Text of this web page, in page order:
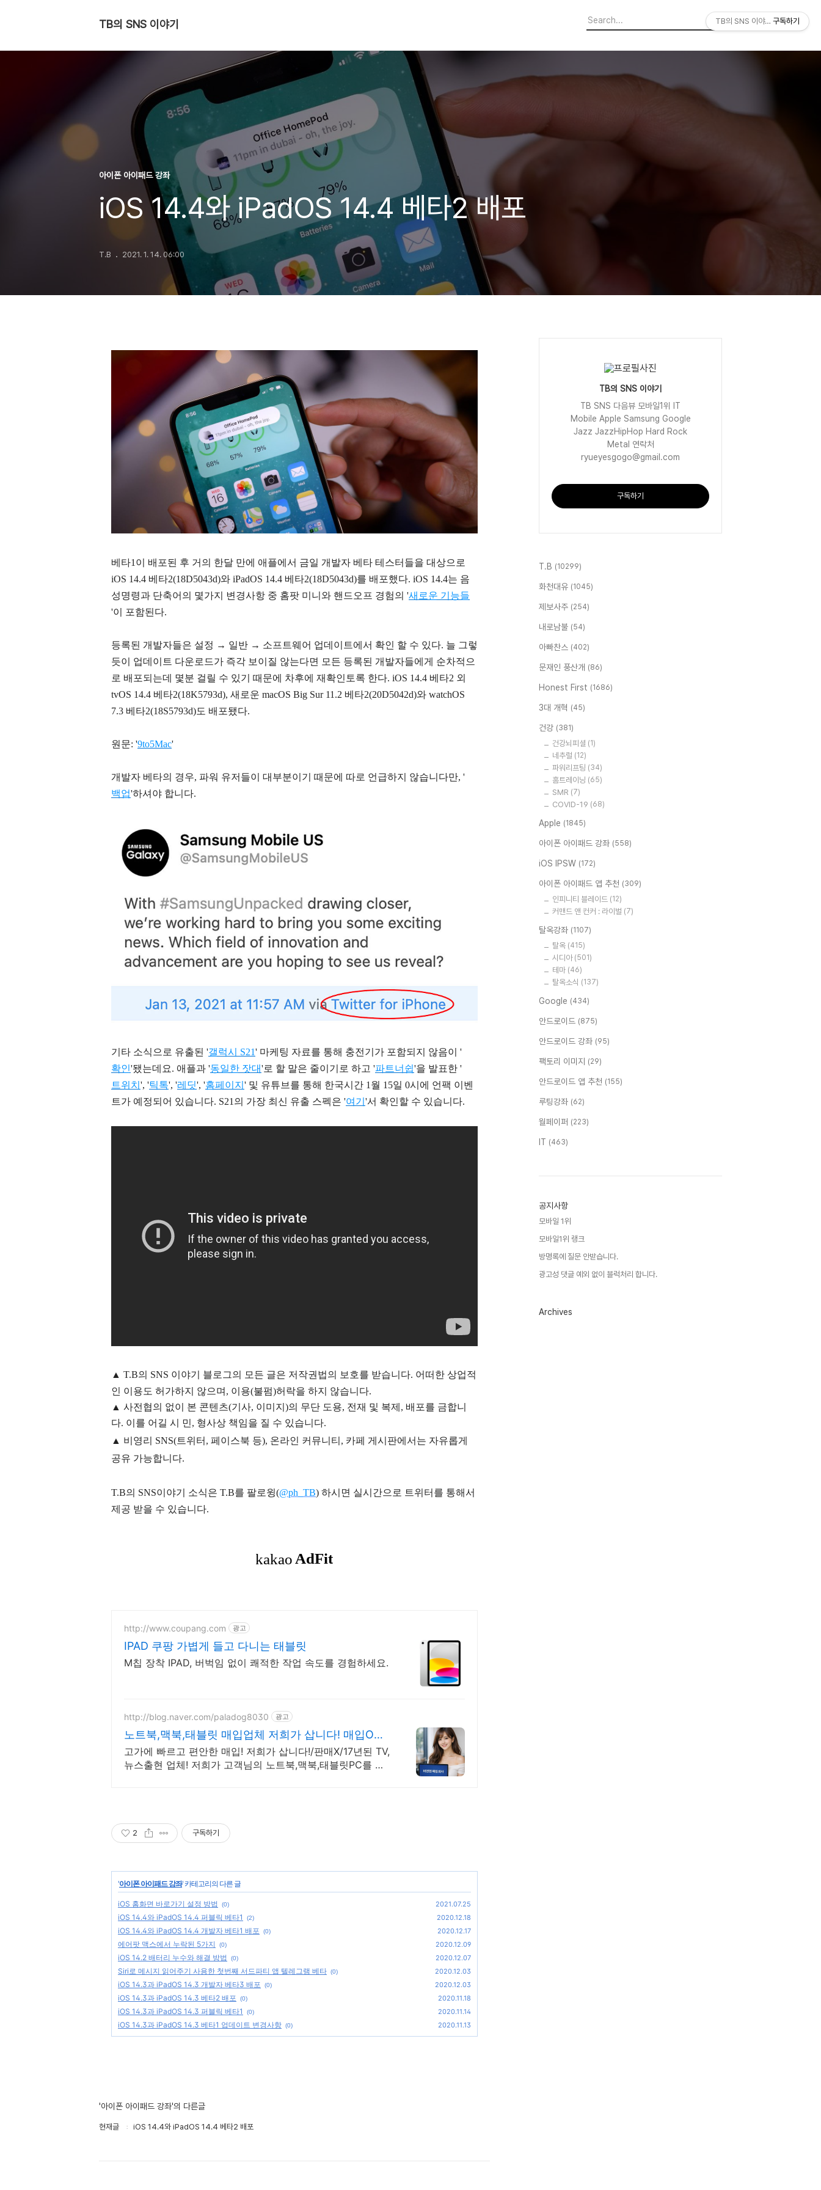
TB의 SNS 이야기
아이폰 아이패드 강좌
iOS 14.4와 iPadOS 14.4 베타2 배포
T.B 2021. 1. 14. 06:00
베타1이 배포된 후 거의 한달 만에 애플에서 금일 개발자 베타 테스터들을 대상으로
iOS 14.4 베타2(18D5043d)와 iPadOS 14.4 베타2(18D5043d)를 배포했다. iOS 14.4는 음
성명령과 단축어의 몇가지 변경사항 중 홈팟 미니와 핸드오프 경험의 '새로운 기능들
'이 포함된다.
등록된 개발자들은 설정 → 일반 → 소프트웨어 업데이트에서 확인 할 수 있다. 늘 그렇
듯이 업데이트 다운로드가 즉각 보이질 않는다면 모든 등록된 개발자들에게 순차적으
로 배포되는데 몇분 걸릴 수 있기 때문에 차후에 재확인토록 한다. iOS 14.4 베타2 외
tvOS 14.4 베타2(18K5793d), 새로운 macOS Big Sur 11.2 베타2(20D5042d)와 watchOS
7.3 베타2(18S5793d)도 배포됐다.
원문: '9to5Mac'
개발자 베타의 경우, 파워 유저들이 대부분이기 때문에 따로 언급하지 않습니다만, '
백업'하셔야 합니다.
기타 소식으로 유출된 '갤럭시 S21' 마케팅 자료를 통해 충전기가 포함되지 않음이 '
확인'됐는데요. 애플과 '동일한 잣대'로 할 말은 줄이기로 하고 '파트너쉽'을 발표한 '
트위치 ', '틱톡', '레딧', '홈페이지 ' 및 유튜브를 통해 한국시간 1월 15일 0시에 언팩 이벤
트가 예정되어 있습니다. S21의 가장 최신 유출 스펙은 '여기 '서 확인할 수 있습니다.
▲ T.B의 SNS 이야기 블 로그의 모든 글은 저작권법의 보호를 받습니다. 어떠한 상업적
인 이용도 허가하지 않으며, 이용(불펌)허락을 하지 않습니다.
▲ 사전협의 없이 본 콘텐츠(기사, 이미지)의 무단 도용, 전재 및 복제, 배포를 금합니
다. 이를 어길 시 민, 형사상 책임을 질 수 있습니다.
▲ 비영리 SNS(트위터, 페이스북 등), 온라인 커뮤니티, 카페 게시판에서는 자유롭게
공유 가능합니다.
T.B의 SNS이야기 소식은 T.B를 팔로윙(@ph_TB) 하시면 실시간으로 트위터를 통해서
제공 받을 수 있습니다.
http://www.coupang.com 광고
IPAD 쿠팡 가볍게 들고 다니는 태블릿
M칩 장착 IPAD, 버벅임 없이 쾌적한 작업 속도를 경험하세요.
http://blog.naver.com/paladog8030 광고
노트북,맥북,태블릿 매입업체 저희가 삽니다! 매입O판
매X
고가에 빠르고 편안한 매입! 저희가 삽니다!/판매X/17년된 TV,
뉴스출현 업체! 저희가 고객님의 노트북,맥북,태블릿PC를 삽
2 구독하기
'아이폰 아이패드 강좌' 카테고리의 다른 글
iOS 홈화면 바로가기 설정 방법 (0) 2021.07.25
iOS 14.4와 iPadOS 14.4 퍼블릭 베타1 (2) 2020.12.18
iOS 14.4와 iPadOS 14.4 개발자 베타1 배포 (0) 2020.12.17
에어팟 맥스에서 누락된 5가지 (0) 2020.12.09
iOS 14.2 배터리 누수와 해결 방법 (0) 2020.12.07
Siri로 메시지 읽어주기 사용한 첫번째 서드파티 앱 텔레그램 베타 (0) 2020.12.03
iOS 14.3과 iPadOS 14.3 개발자 베타3 배포 (0) 2020.12.03
iOS 14.3과 iPadOS 14.3 베타2 배포 (0) 2020.11.18
iOS 14.3과 iPadOS 14.3 퍼블릭 베타1 (0) 2020.11.14
iOS 14.3과 iPadOS 14.3 베타1 업데이트 변경사항 (0) 2020.11.13
'아이폰 아이패드 강좌'의 다른글
현재글 iOS 14.4와 iPadOS 14.4 베타2 배포
TB의 SNS 이야기
TB SNS 다음뷰 모바일1위 IT
Mobile Apple Samsung Google
Jazz JazzHipHop Hard Rock
Metal 연락처
ryueyesgogo@gmail.com
구독하기
T.B (10299)
화천대유 (1045)
제보사주 (254)
내로남불 (54)
아빠찬스 (402)
문재인 풍산개 (86)
Honest First (1686)
3대 개혁 (45)
건강 (381)
건강뇌피셜 (1)
네추럴 (12)
파워리프팅 (34)
홈트레이닝 (65)
SMR (7)
COVID-19 (68)
Apple (1845)
아이폰 아이패드 강좌 (558)
iOS IPSW (172)
아이폰 아이패드 앱 추천 (309)
인피니티 블레이드 (12)
커맨드 앤 컨커 : 라이벌 (7)
탈옥강좌 (1107)
탈옥 (415)
시디아 (501)
테마 (46)
탈옥소식 (137)
Google (434)
안드로이드 (875)
안드로이드 강좌 (95)
팩토리 이미지 (29)
안드로이드 앱 추천 (155)
루팅강좌 (62)
월페이퍼 (223)
IT (463)
공지사항
모바일 1위
모바일1위 랭크
방명록에 질문 안받습니다.
광고성 댓글 예외 없이 블럭처리 합니다.
Archives
TB의 SNS 이야기 구독하기